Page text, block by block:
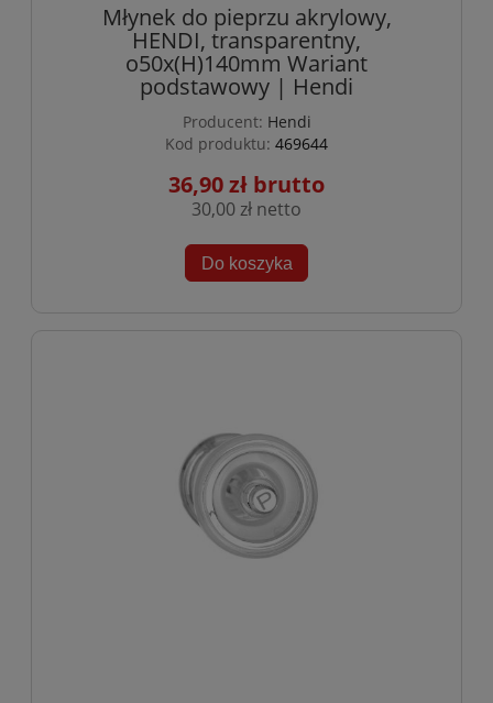
Młynek do pieprzu akrylowy,
HENDI, transparentny,
o50x(H)140mm Wariant
podstawowy | Hendi
Producent: Hendi
Kod produktu: 469644
36,90 zł
30,00 zł
Do koszyka